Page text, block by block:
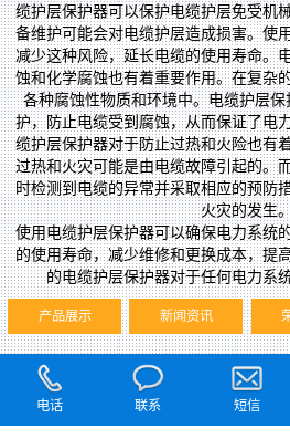
缆护层保护器可以保护电缆护层免受机
备维护可能会对电缆护层造成损害。使
减少这种风险，延长电缆的使用寿命。
蚀和化学腐蚀也有着重要作用。在复杂
各种腐蚀性物质和环境中。电缆护层
护，防止电缆受到腐蚀，从而保证了电
缆护层保护器对于防止过热和火险也有
过热和火灾可能是由电缆故障引起的。
时检测到电缆的异常并采取相应的预防
火灾的发生。
使用电缆护层保护器可以确保电力系统
的使用寿命，减少维修和更换成本，提
的电缆护层保护器对于任何电力系
产品展示 新闻资讯
电话 联系 短信